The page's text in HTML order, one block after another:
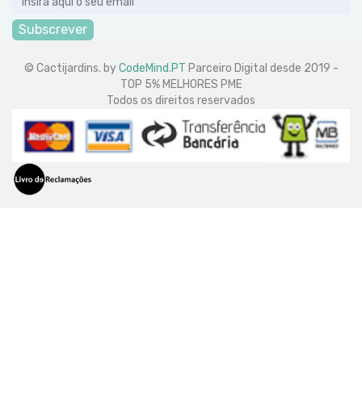
Subscrever
© Cactijardins. byCodeMind.PT Parceiro Digital desde 2019 -
TOP 5% MELHORES PME
Todos os direitos reservados